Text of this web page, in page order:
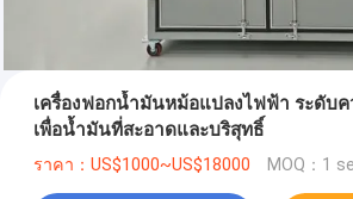
เครื่องฟอกน้ำมันหม้อแปลงไฟฟ้า ระดับค
เพื่อน้ำมันที่สะอาดและบริสุทธิ์
ราคา：US$1000~US$18000 MOQ：1